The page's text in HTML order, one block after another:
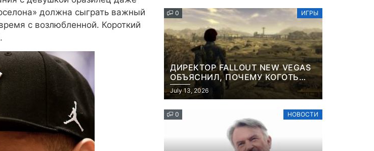
должна сыграть важный
с возлюбленной. Короткий
0 ИГРЫ
ДИРЕКТОР FALLOUT NEW VEGAS
ОБЪЯСНИЛ, ПОЧЕМУ КОГОТЬ
СМЕРТИ У КАРЬЕРА НАМЕРЕННО
СНОСИТ ВАМ ГОЛОВУ
July 13, 2026
0 НОВОСТИ